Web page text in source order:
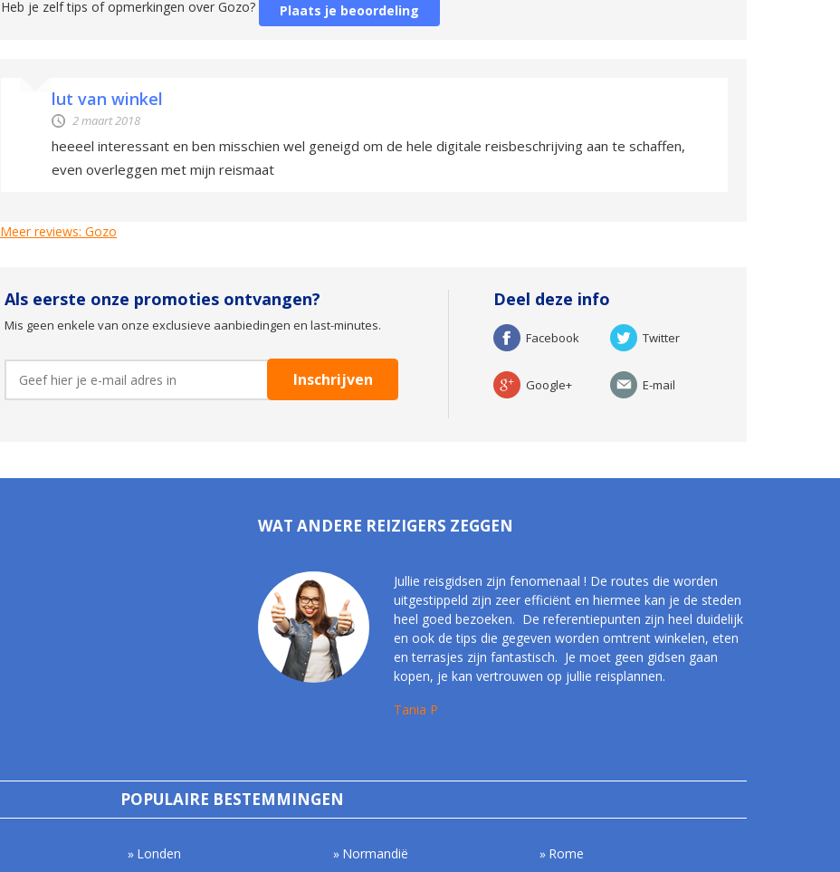
Heb je zelf tips of opmerkingen over Gozo? Plaats je beoordeling
lut van winkel
2 maart 2018
heeeel interessant en ben misschien wel geneigd om de hele digitale reisbeschrijving aan te schaffen,
even overleggen met mijn reismaat
Meer reviews: Gozo
Als eerste onze promoties ontvangen?
Mis geen enkele van onze exclusieve aanbiedingen en last-minutes.
Deel deze info
Facebook Twitter
Google+ E-mail
WAT ANDERE REIZIGERS ZEGGEN
Jullie reisgidsen zijn fenomenaal ! De routes die worden
uitgestippeld zijn zeer efficiënt en hiermee kan je de steden
heel goed bezoeken. De referentiepunten zijn heel duidelijk
en ook de tips die gegeven worden omtrent winkelen, eten
en terrasjes zijn fantastisch. Je moet geen gidsen gaan
kopen, je kan vertrouwen op jullie reisplannen.
Tania P
POPULAIRE BESTEMMINGEN
Londen
Normandië
Rome